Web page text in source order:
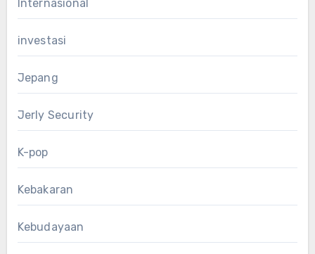
Internasional
investasi
Jepang
Jerly Security
K-pop
Kebakaran
Kebudayaan